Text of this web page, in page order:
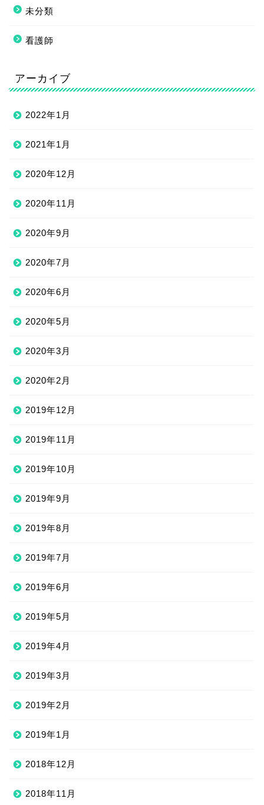
未分類
看護師
アーカイブ
2022年1月
2021年1月
2020年12月
2020年11月
2020年9月
2020年7月
2020年6月
2020年5月
2020年3月
2020年2月
2019年12月
2019年11月
2019年10月
2019年9月
2019年8月
2019年7月
2019年6月
2019年5月
2019年4月
2019年3月
2019年2月
2019年1月
2018年12月
2018年11月